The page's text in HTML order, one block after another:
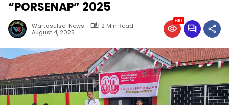
“PORSENAP” 2025
Wartasulsel News
2 Min Read
August 4, 2025
610